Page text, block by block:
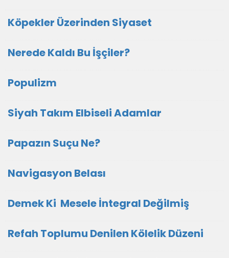
Köpekler Üzerinden Siyaset
Nerede Kaldı Bu İşçiler?
Populizm
Siyah Takım Elbiseli Adamlar
Papazın Suçu Ne?
Navigasyon Belası
Demek Ki Mesele İntegral Değilmiş
Refah Toplumu Denilen Kölelik Düzeni